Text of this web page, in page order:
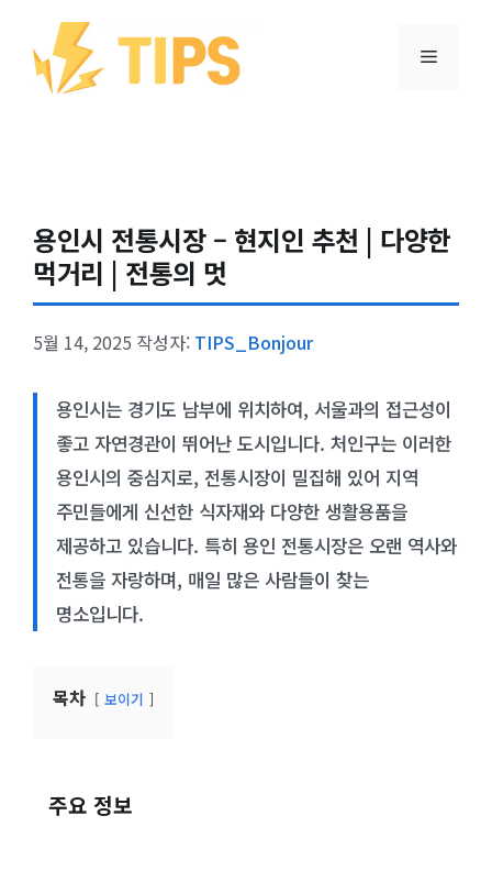
건너뛰기
메뉴
용인시 전통시장 – 현지인 추천 | 다양한
먹거리 | 전통의 멋
5월 14, 2025 작성자: TIPS_Bonjour
용인시는 경기도 남부에 위치하여, 서울과의 접근성이
좋고 자연경관이 뛰어난 도시입니다. 처인구는 이러한
용인시의 중심지로, 전통시장이 밀집해 있어 지역
주민들에게 신선한 식자재와 다양한 생활용품을
제공하고 있습니다. 특히 용인 전통시장은 오랜 역사와
전통을 자랑하며, 매일 많은 사람들이 찾는
명소입니다.
목차 보이기
주요 정보